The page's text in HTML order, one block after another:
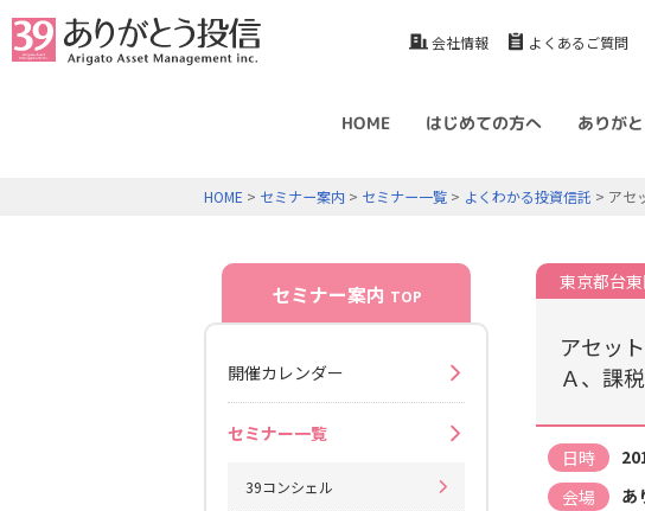
会社情報 よくあるご質問
HOME はじめての方へ ありが
HOME > セミナー案内 > セミナー一覧 > よくわかる投資信託 > アセ
東京都台
アセッ
Ａ、課
日時
会場
あ
セミナー案内 TOP
開催カレンダー
セミナー一覧
39コンシェル